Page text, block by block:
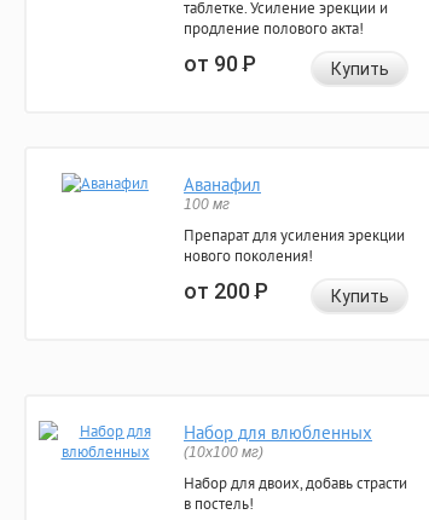
таблетке. Усиление эрекции и
продление полового акта!
от 90Р Купить
Аванафил
100 мг
Препарат для усиления эрекции
нового поколения!
от 200Р Купить
Набор для влюбленных
(10х100 мг)
Набор для двоих, добавь страсти
в постель!